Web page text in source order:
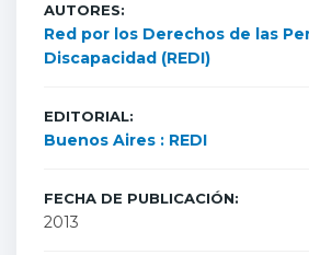
AUTORES:
Red por los Derechos de las
Discapacidad (REDI)
EDITORIAL:
Buenos Aires : REDI
FECHA DE PUBLICACIÓN:
2013